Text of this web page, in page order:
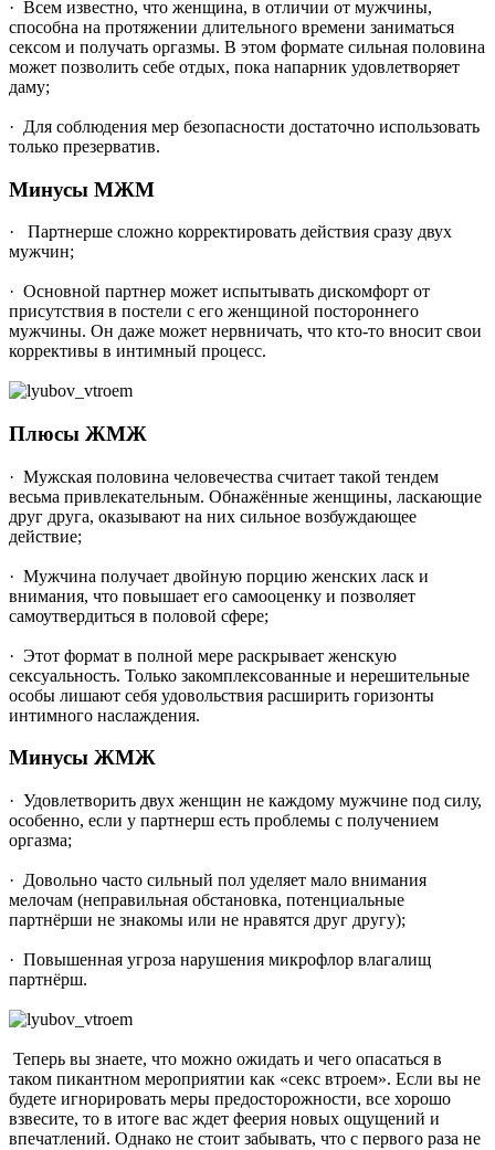
· Всем известно, что женщина, в отличии от мужчины,
способна на протяжении длительного времени заниматься
сексом и получать оргазмы. В этом формате сильная половина
может позволить себе отдых, пока напарник удовлетворяет
даму;
· Для соблюдения мер безопасности достаточно использовать
только презерватив.
Минусы МЖМ
· Партнерше сложно корректировать действия сразу двух
мужчин;
· Основной партнер может испытывать дискомфорт от
присутствия в постели с его женщиной постороннего
мужчины. Он даже может нервничать, что кто-то вносит свои
коррективы в интимный процесс.
Плюсы ЖМЖ
· Мужская половина человечества считает такой тендем
весьма привлекательным. Обнажённые женщины, ласкающие
друг друга, оказывают на них сильное возбуждающее
действие;
· Мужчина получает двойную порцию женских ласк и
внимания, что повышает его самооценку и позволяет
самоутвердиться в половой сфере;
· Этот формат в полной мере раскрывает женскую
сексуальность. Только закомплексованные и нерешительные
особы лишают себя удовольствия расширить горизонты
интимного наслаждения.
Минусы ЖМЖ
· Удовлетворить двух женщин не каждому мужчине под силу,
особенно, если у партнерш есть проблемы с получением
оргазма;
· Довольно часто сильный пол уделяет мало внимания
мелочам (неправильная обстановка, потенциальные
партнёрши не знакомы или не нравятся друг другу);
· Повышенная угроза нарушения микрофлор влагалищ
партнёрш.
Теперь вы знаете, что можно ожидать и чего опасаться в
таком пикантном мероприятии как «секс втроем». Если вы не
будете игнорировать меры предосторожности, все хорошо
взвесите, то в итоге вас ждет феерия новых ощущений и
впечатлений. Однако не стоит забывать, что с первого раза не